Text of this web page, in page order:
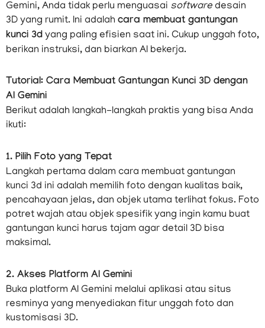
Gemini, Anda tidak perlu menguasai software desain
3D yang rumit. Ini adalah cara membuat gantungan
kunci 3d yang paling efisien saat ini. Cukup unggah foto,
berikan instruksi, dan biarkan AI bekerja.
Tutorial: Cara Membuat Gantungan Kunci 3D dengan
AI Gemini
Berikut adalah langkah-langkah praktis yang bisa Anda
ikuti:
1. Pilih Foto yang Tepat
Langkah pertama dalam cara membuat gantungan
kunci 3d ini adalah memilih foto dengan kualitas baik,
pencahayaan jelas, dan objek utama terlihat fokus. Foto
potret wajah atau objek spesifik yang ingin kamu buat
gantungan kunci harus tajam agar detail 3D bisa
maksimal.
2. Akses Platform AI Gemini
Buka platform AI Gemini melalui aplikasi atau situs
resminya yang menyediakan fitur unggah foto dan
kustomisasi 3D.